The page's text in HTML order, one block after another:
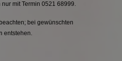
mit Termin 0521 68999.
bei gewünschten
entstehen.